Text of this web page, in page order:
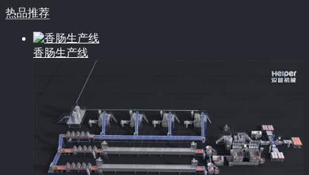
热品推荐
香肠生产线